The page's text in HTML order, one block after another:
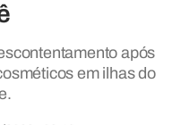
após
em ilhas do